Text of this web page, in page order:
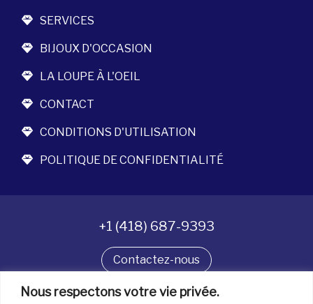
Nous respectons votre vie privée.
SERVICES
BIJOUX D'OCCASION
LA LOUPE À L'OEIL
CONTACT
CONDITIONS D'UTILISATION
POLITIQUE DE CONFIDENTIALITÉ
+1 (418) 687-9393
Contactez-nous
Suivez-nous